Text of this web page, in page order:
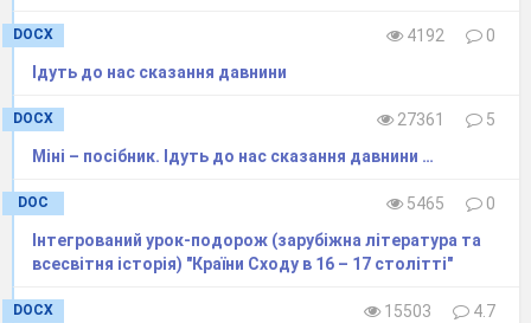
DOCX 4192
0
Ідуть до нас сказання давнини
DOCX 27361
5
Міні – посібник. Ідуть до нас сказання давнини …
DOC 5465
0
Інтегрований урок-подорож (зарубіжна література та
всесвітня історія) "Країни Сходу в 16 – 17 столітті"
DOCX 15503
4.7